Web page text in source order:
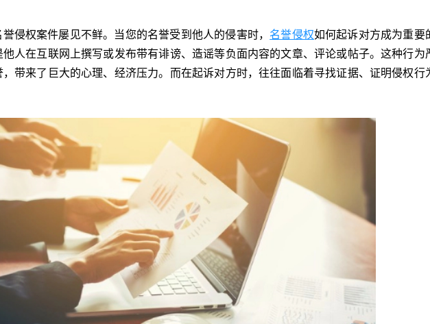
侵权案件屡见不鲜。当您的名誉受到他人的侵害时， 名誉侵权如何起诉对方成为重要
人在互联网上撰写或发布带有诽谤、造谣等负面内容的文章、评论或帖子。这种行为
带来了巨大的心理、经济压力。而在起诉对方时，往往面临着寻找证据、证明侵权行